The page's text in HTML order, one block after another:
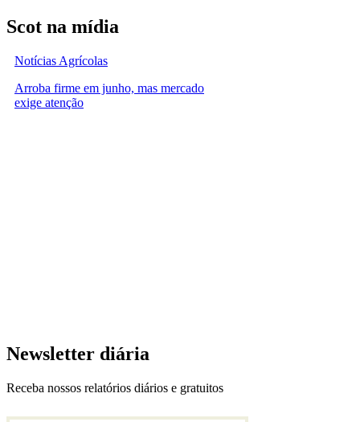
Scot na mídia
Notícias Agrícolas
Arroba firme em junho, mas mercado
exige atenção
Newsletter diária
Receba nossos relatórios diários e gratuitos